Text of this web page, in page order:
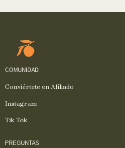
COMUNIDAD
Conviértete en Afiliado
Instagram
Tik Tok
PREGUNTAS